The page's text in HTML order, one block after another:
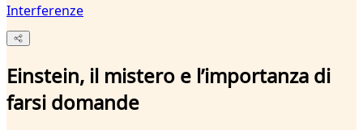
Interferenze
Einstein, il mistero e l’importanza di
farsi domande